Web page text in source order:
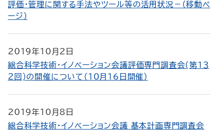
評価・管理に関する手法やツール等の活用状況－（移動ペ
ージ）
2019年10月2日
総合科学技術・イノベーション会議評価専門調査会(第１３
２回)の開催について（10月16日開催）
2019年10月8日
総合科学技術・イノベーション会議 基本計画専門調査会